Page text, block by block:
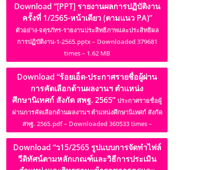
Download “[PPT] รายงานผลการปฏิบัติงาน
ครั้งที่ 1/2565-หน้าเดียว (ตามแนว PA)”
ตัวอย่าง-จตุรภัทร-รายงานประสิทธิภาพและประสิทธิผล
การปฏิบัติงาน-1-2565.pptx – Downloaded 379681
times – 1.62 MB
Download “ร้อยเอ็ด-ประกาศรายชื่อผู้ผ่าน
การคัดเลือกด้านผลงานฯ ตำแหน่ง
ศึกษานิเทศก์ สังกัด สพฐ. 2565” ประกาศรายชื่อผู้
ผ่านการคัดเลือกด้านผลงานฯ ตำแหน่งศึกษานิเทศก์ สังกัด
สพฐ. 2565.pdf – Downloaded 360533 times –
Download “ว15/2565 รูปแบบการจัดทำไฟล์
วีดิทัศน์ตามหลักเกณฑ์และวิธีการประเมิน